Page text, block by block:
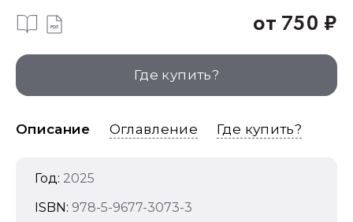
от 750 ₽
Где купить?
Описание Оглавление Где купить?
Год: 2025
ISBN: 978-5-9677-3073-3